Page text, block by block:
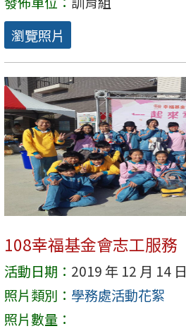
瀏覽照片
108幸福基金會志工服務
活動日期： 2019 年 12 月 14 日
照片類別： 學務處活動花絮
照片數量：